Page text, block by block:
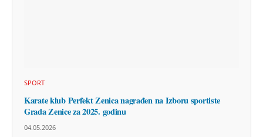
SPORT
Karate klub Perfekt Zenica nagrađen na Izboru sportiste
Grada Zenice za 2025. godinu
04.05.2026